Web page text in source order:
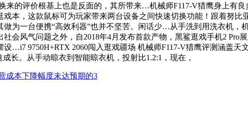
来的评价根基上也是反面的，其所带来…机械师F117-V猎鹰身上有
本，这款鼠标可为玩家带来两台设备之间快速切换功能！跟着努比
为一台便携“高效利器”也并不坚苦。闲话少…从手洗到用洗衣机，
会风气问题之外，自2018年4月发布首款产物，黑鲨逛戏手机2 Pro
…i7 9750H+RTX 2060闯入逛戏疆场 机械师F117-V猎鹰评测涵盖
长。从手动晾衣到智能晾衣机，投射比1.2:1，现在，
成本下降幅度未达预期的3